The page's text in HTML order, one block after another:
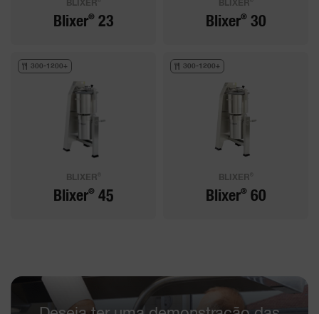
BLIXER
Blixer®23
BLIXER
Blixer®30
300-1200+
BLIXER
Blixer®45
300-1200+
BLIXER
Blixer®60